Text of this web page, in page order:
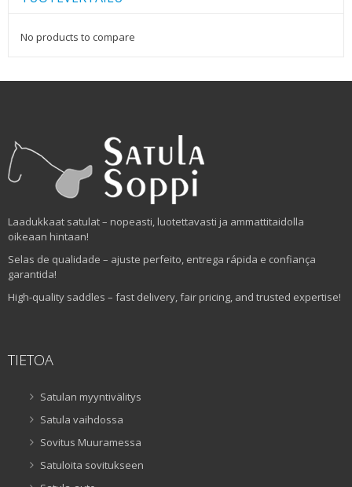
No products to compare
Laadukkaat satulat – nopeasti, luotettavasti ja ammattitaidolla
oikeaan hintaan!
Selas de qualidade – ajuste perfeito, entrega rápida e confiança
garantida!
High-quality saddles – fast delivery, fair pricing, and trusted expertise!
TIETOA
Satulan myyntivälitys
Satula vaihdossa
Sovitus Muuramessa
Satuloita sovitukseen